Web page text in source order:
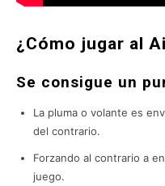
¿Cómo jugar al
Se consigue un
La pluma o volante es
del contrario.
Forzando al contrario a
juego.